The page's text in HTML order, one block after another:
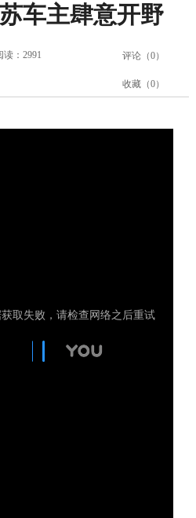
车主肆意开野
读：2991 评论（0）
收藏（0）